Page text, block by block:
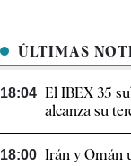
ÚLTIMAS
18:04 El IBEX 35
alcanza su
18:00 Irán y Omán